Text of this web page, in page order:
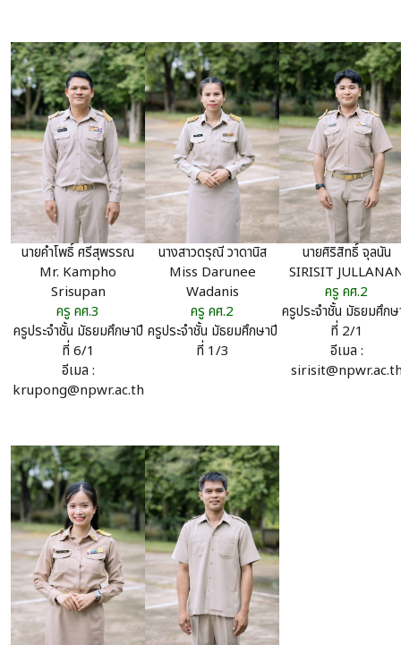
นายคำโพธิ์ ศรีสุพรรณ
Mr. Kampho
Srisupan
ครู คศ.3
ครูประจำชั้น มัธยมศึกษาปี
ที่ 6/1
อีเมล :
krupong@npwr.ac.th
นางสาวดรุณี วาดานิส
Miss Darunee
Wadanis
ครู คศ.2
ครูประจำชั้น มัธยมศึกษาปี
ที่ 1/3
นายศิริสิทธิ์ จุลนัน
SIRISIT
ครู คศ.2
ครูประจำชั้น มัธยมศึกษ
ที่ 2/1
อีเมล :